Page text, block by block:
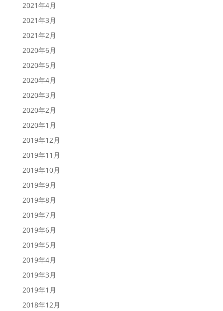
2021年4月
2021年3月
2021年2月
2020年6月
2020年5月
2020年4月
2020年3月
2020年2月
2020年1月
2019年12月
2019年11月
2019年10月
2019年9月
2019年8月
2019年7月
2019年6月
2019年5月
2019年4月
2019年3月
2019年1月
2018年12月